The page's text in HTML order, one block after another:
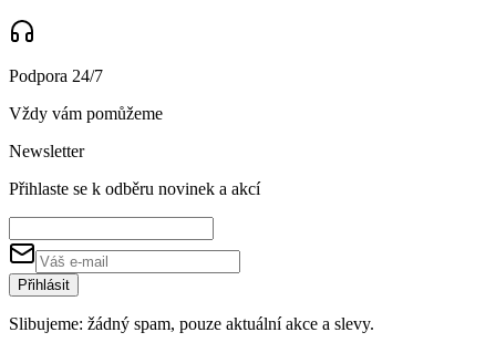
Podpora 24/7
Vždy vám pomůžeme
Newsletter
Přihlaste se k odběru novinek a akcí
Přihlásit
Slibujeme: žádný spam, pouze aktuální akce a slevy.